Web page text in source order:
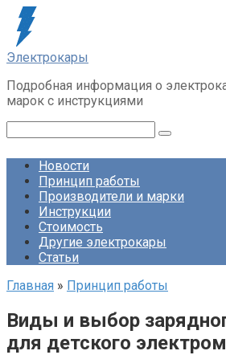
Перейти
контенту
Электрокары
Подробная информация о
марок с инструкциями
Новости
Принцип работы
Производители и марки
Инструкции
Стоимость
Другие электрокары
Статьи
Главная » Принцип работы
Виды и выбор
для детского